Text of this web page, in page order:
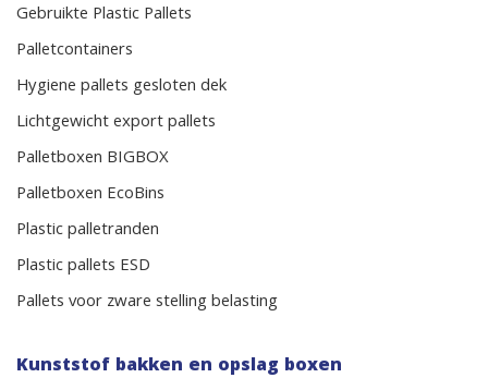
Gebruikte Plastic Pallets
Palletcontainers
Hygiene pallets gesloten dek
Lichtgewicht export pallets
Palletboxen BIGBOX
Palletboxen EcoBins
Plastic palletranden
Plastic pallets ESD
Pallets voor zware stelling belasting
Kunststof bakken en opslag boxen